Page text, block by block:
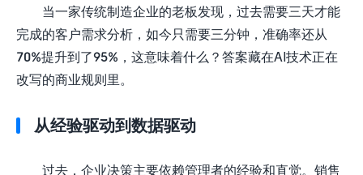
当一家传统制造企业的老板发现，过去需要三天才能
完成的客户需求分析，如今只需要三分钟，准确率还从
70%提升到了95%，这意味着什么？答案藏在AI技术正在
改写的商业规则里。
从经验驱动到数据驱动
过去，企业决策主要依赖管理者的经验和直觉。销售